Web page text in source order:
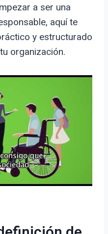
a ser una
aquí te
y estructurado
organización.